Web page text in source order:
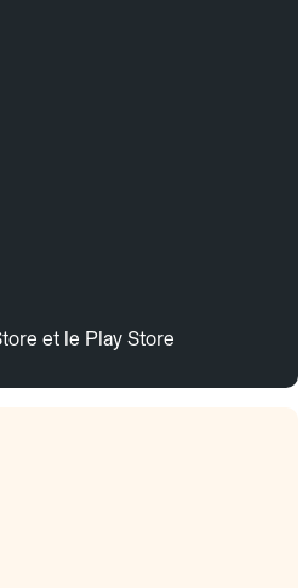
et le Play Store